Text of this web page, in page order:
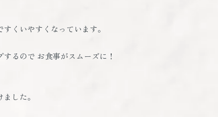
くいやすくなっています。
るので お食事がスムーズに！
した。